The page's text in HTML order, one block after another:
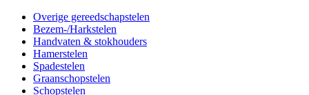
Overige gereedschapstelen
Bezem-/Harkstelen
Handvaten & stokhouders
Hamerstelen
Spadestelen
Graanschopstelen
Schopstelen